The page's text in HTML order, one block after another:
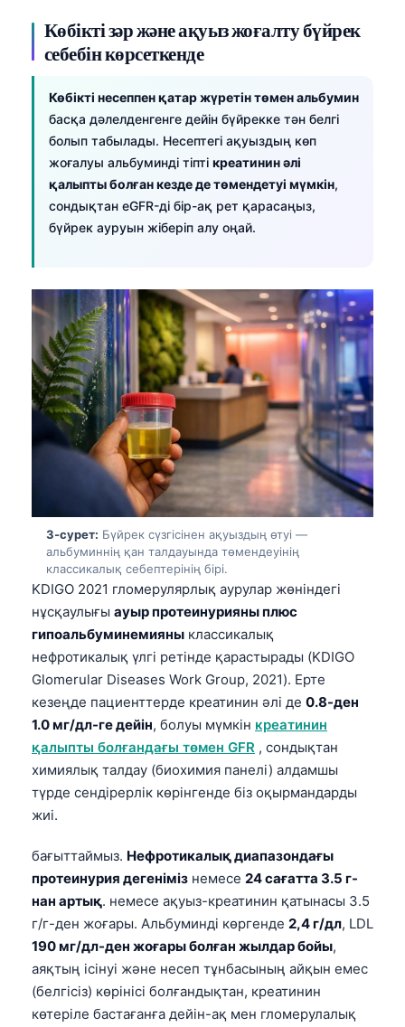
Көбікті зәр және ақуыз жоғалту бүйрек
себебін көрсеткенде
Көбікті несеппен қатар жүретін төмен альбумин
басқа дәлелденгенге дейін бүйрекке тән белгі
болып табылады. Несептегі ақуыздың көп
жоғалуы альбуминді тіпті креатинин әлі
қалыпты болған кезде де төмендетуі мүмкін,
сондықтан eGFR-ді бір-ақ рет қарасаңыз,
бүйрек ауруын жіберіп алу оңай.
3-сурет: Бүйрек сүзгісінен ақуыздың өтуі —
альбуминнің қан талдауында төмендеуінің
классикалық себептерінің бірі.
KDIGO 2021 гломерулярлық аурулар жөніндегі
нұсқаулығы ауыр протеинурияны плюс
гипоальбуминемияны классикалық
нефротикалық үлгі ретінде қарастырады (KDIGO
Glomerular Diseases Work Group, 2021). Ерте
кезеңде пациенттерде креатинин әлі де 0.8-ден
1.0 мг/дл-ге дейін, болуы мүмкін креатинин
қалыпты болғандағы төмен GFR , сондықтан
химиялық талдау (биохимия панелі) алдамшы
түрде сендірерлік көрінгенде біз оқырмандарды
жиі.
бағыттаймыз. Нефротикалық диапазондағы
протеинурия дегеніміз немесе 24 сағатта 3.5 г-
нан артық. немесе ақуыз-креатинин қатынасы 3.5
г/г-ден жоғары. Альбуминді көргенде 2,4 г/дл, LDL
190 мг/дл-ден жоғары болған жылдар бойы,
аяқтың ісінуі және несеп тұнбасының айқын емес
(белгісіз) көрінісі болғандықтан, креатинин
көтеріле бастағанға дейін-ақ мен гломерулалық